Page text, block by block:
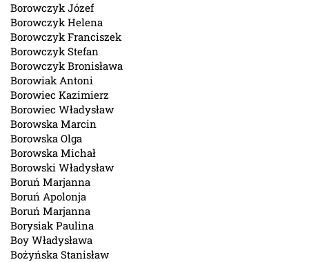
Borowczyk Józef
Borowczyk Helena
Borowczyk Franciszek
Borowczyk Stefan
Borowczyk Bronisława
Borowiak Antoni
Borowiec Kazimierz
Borowiec Władysław
Borowska Marcin
Borowska Olga
Borowska Michał
Borowski Władysław
Boruń Marjanna
Boruń Apolonja
Boruń Marjanna
Borysiak Paulina
Boy Władysława
Bożyńska Stanisław